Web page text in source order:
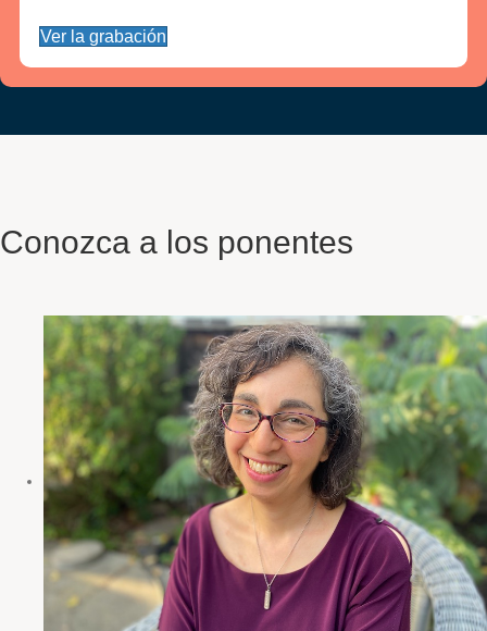
Ver la grabación
Conozca a los ponentes